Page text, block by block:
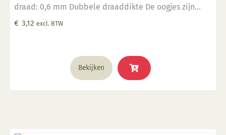
draad: 0,6 mm Dubbele draaddikte De oogjes zijn
hittebestendig tot 1400°C Geschikt om in klei te
€ 3,12 excl. BTW
Bekijken